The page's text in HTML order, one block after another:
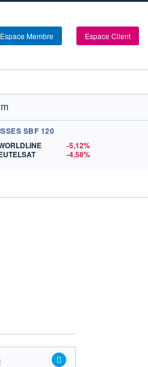
Espace Membre Espace Client
SBF 120
-5,12%
-4,58%